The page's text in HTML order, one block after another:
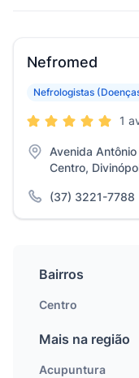
Nefromed
Nefrologistas
1
Avenida
Centro,
(37) 3221-7788
Bairros
Centro
Mais na região
Acupuntura